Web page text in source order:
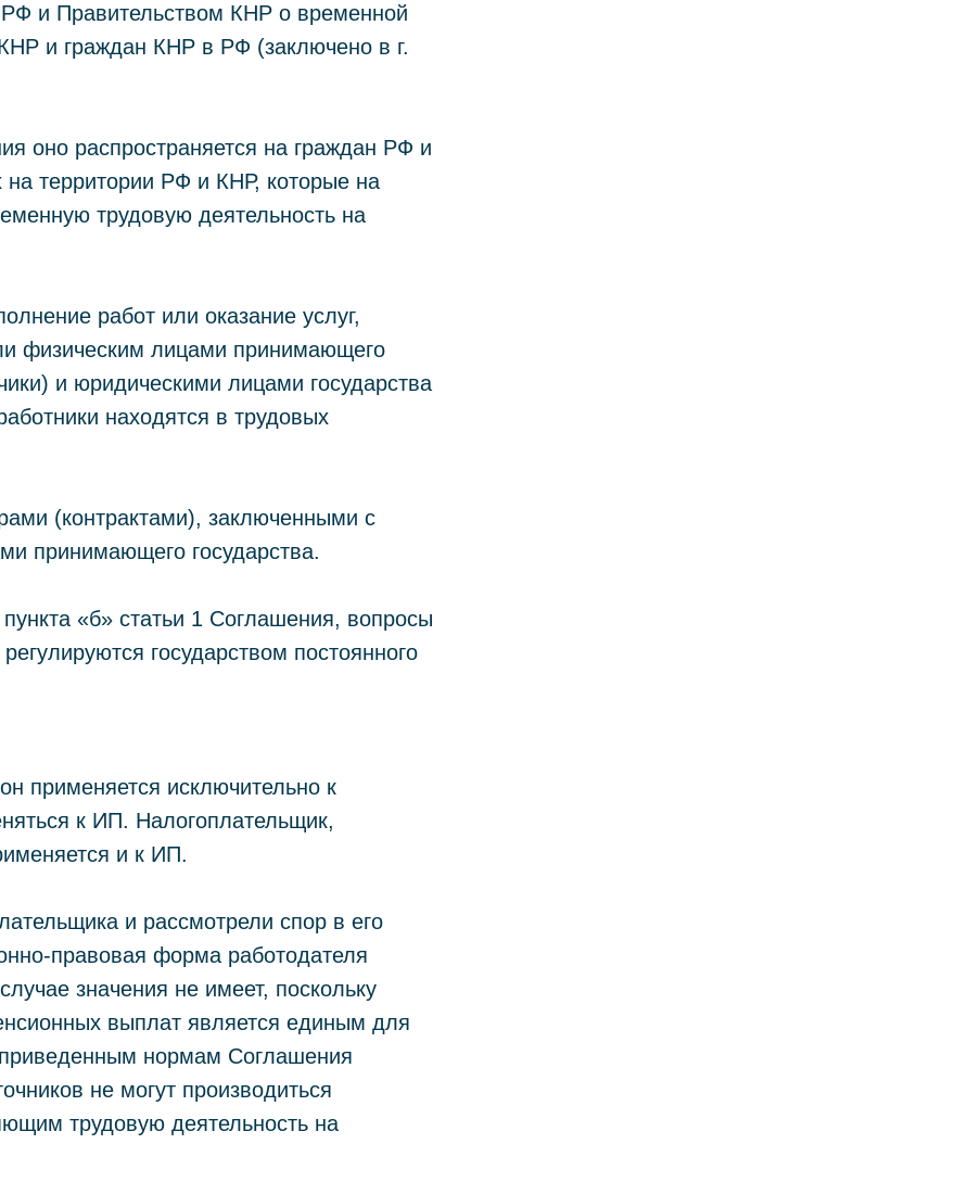
и Правительством КНР о временной
и граждан КНР в РФ (заключено в г.
оно распространяется на граждан РФ и
территории РФ и КНР, которые на
трудовую деятельность на
работ или оказание услуг,
физическим лицами принимающего
и юридическими лицами государства
находятся в трудовых
(контрактами), заключенными с
принимающего государства.
«б» статьи 1 Соглашения, вопросы
государством постоянного
применяется исключительно к
к ИП. Налогоплательщик,
и к ИП.
и рассмотрели спор в его
правовая форма работодателя
значения не имеет, поскольку
выплат является единым для
нормам Соглашения
не могут производиться
трудовую деятельность на